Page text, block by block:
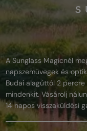
A Sunglass Magicnél
napszemüvegek és
Budai alagúttól 2
mindenkit. Vásárolj
14 napos visszaküldési